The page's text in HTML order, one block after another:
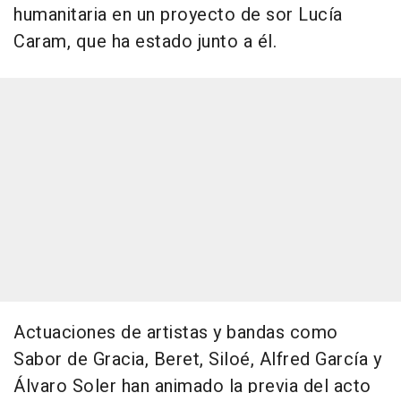
humanitaria en un proyecto de sor Lucía
Caram, que ha estado junto a él.
Actuaciones de artistas y bandas como
Sabor de Gracia, Beret, Siloé, Alfred García y
Álvaro Soler han animado la previa del acto